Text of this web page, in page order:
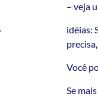
– veja
idéias:
Você
Se